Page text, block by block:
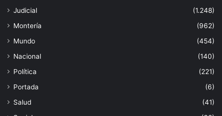
Judicial
(1.248)
Montería
(962)
Mundo
(454)
Nacional
(140)
Política
(221)
Portada
(6)
Salud
(41)